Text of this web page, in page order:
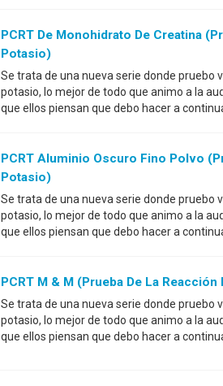
PCRT De Monohidrato De Creatina
Potasio)
Se trata de una nueva serie donde pruebo
potasio, lo mejor de todo que animo a la
que ellos piensan que debo hacer a
PCRT Aluminio Oscuro Fino Polvo
Potasio)
Se trata de una nueva serie donde pruebo
potasio, lo mejor de todo que animo a la
que ellos piensan que debo hacer a
PCRT M & M (prueba De La
Se trata de una nueva serie donde pruebo
potasio, lo mejor de todo que animo a la
que ellos piensan que debo hacer a